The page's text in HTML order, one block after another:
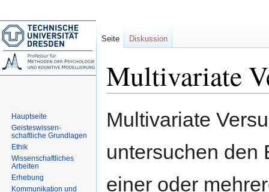
Multivariate
Navigation
Suche
Multivariate
untersuchen den
einer oder
Seite Diskussion
Hauptseite
Geisteswissen-
schaftliche Grundlagen
Ethik
Wissenschaftliches
Arbeiten
Erhebung
Kommunikation und